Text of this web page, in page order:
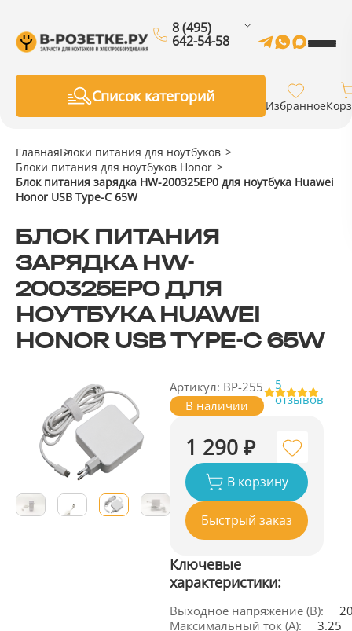
8 (495)
642-54-58
Список категорий
Избранное
ГлавнаяБлоки питания для ноутбуков
Блоки питания для ноутбуков Honor
Блок питания зарядка HW-200325EP0 для ноутбука Huawei
Honor USB Type-C 65W
БЛОК ПИТАНИЯ
ЗАРЯДКА HW-
200325EP0 ДЛЯ
НОУТБУКА HUAWEI
HONOR USB TYPE-C 65W
Артикул: BP-255
В наличии
5
отзывов
1 290 ₽
В корзину
Быстрый заказ
Ключевые
характеристики:
Выходное напряжение (В):
Максимальный ток (А):
3.25